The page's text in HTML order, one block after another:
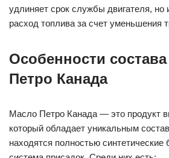
удлиняет срок службы двигателя, но
расход топлива за счет уменьшения
Особенности
Петро Канада
Масло Петро Канада — это продукт
который обладает уникальным
находятся полностью